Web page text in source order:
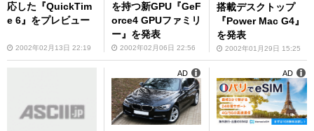
応した『QuickTim
e 6』をプレビュー
2002年02月13日 22:19
を持つ新GPU『GeF
orce4 GPUファミリ
ー』を発表
2002年02月06日 22:56
搭載デスクトップ
『Power Mac G4』
を発表
2002年01月29日 15:25
AD AD